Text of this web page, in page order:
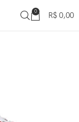
0 R$ 0,00